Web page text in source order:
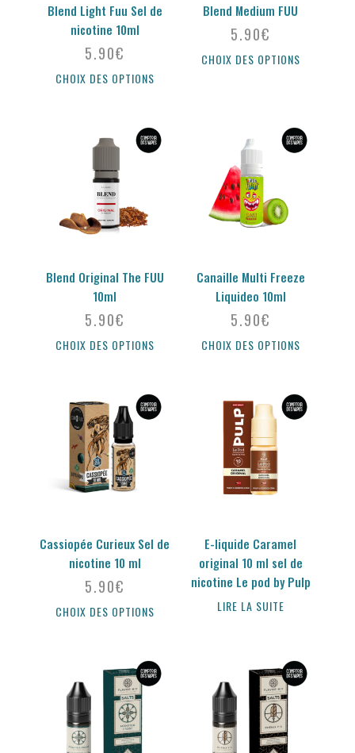
Blend Light Fuu Sel de
nicotine 10ml
5.90€
CHOIX DES OPTIONS
Blend Medium FUU
5.90€
CHOIX DES OPTIONS
Blend Original The FUU
10ml
5.90€
CHOIX DES OPTIONS
Canaille Multi Freeze
Liquideo 10ml
5.90€
CHOIX DES OPTIONS
Cassiopée Curieux Sel de
nicotine 10 ml
5.90€
CHOIX DES OPTIONS
E-liquide Caramel
original 10 ml sel de
nicotine Le pod by Pulp
LIRE LA SUITE